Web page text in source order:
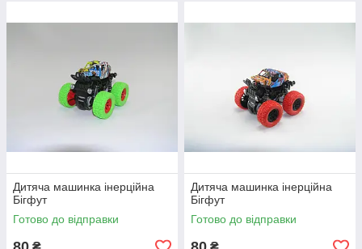
Дитяча машинка інерційна
Бігфут
Готово до відправки
Дитяча машинка інерційна
Бігфут
Готово до відправки